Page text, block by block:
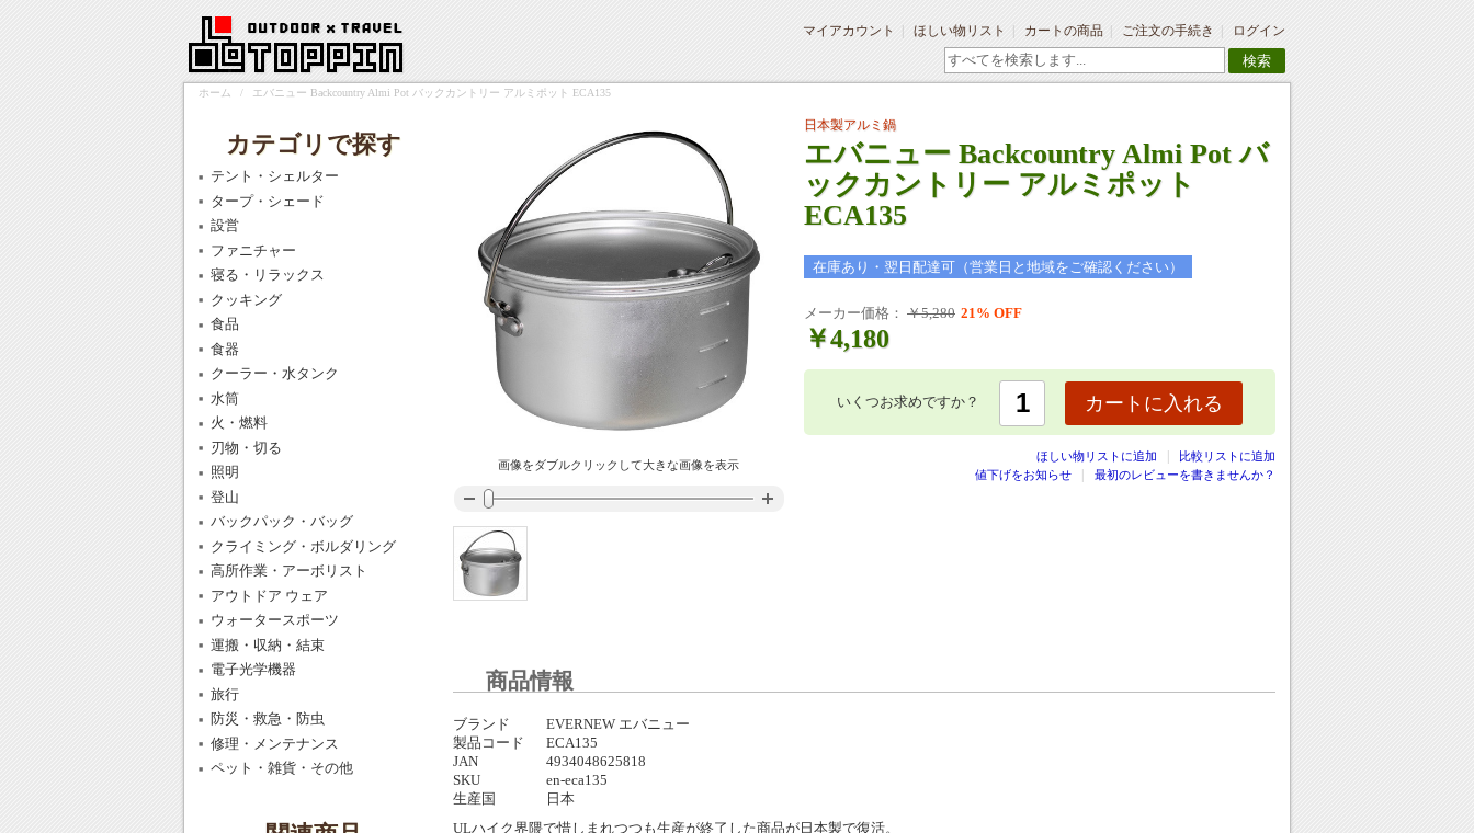
マイアカウント ほしい物リスト カートの商品 ご注文の手続き ログイン
検索
ホーム / エバニュー Backcountry Almi Pot バックカントリー アルミポット ECA135
日本製アルミ鍋
エバニュー Backcountry Almi Pot バ
ックカントリー アルミポット
ECA135
在庫あり・翌日配達可（営業日と地域をご確認ください）
メーカー価格： ￥5,280 21% OFF
￥4,180
いくつお求めですか？ カートに入れる
ほしい物リストに追加
比較リストに追加
最初のレビューを書きませんか？
値下げをお知らせ
画像をダブルクリックして大きな画像を表示
商品情報
ブランド
EVERNEW エバニュー
製品コード
ECA135
JAN
4934048625818
SKU
en-eca135
生産国
日本
ULハイク界隈で惜しまれつつも生産が終了した商品が日本製で復活。
カテゴリで探す
テント・シェルター
タープ・シェード
設営
ファニチャー
寝る・リラックス
クッキング
食品
食器
クーラー・水タンク
水筒
火・燃料
刃物・切る
照明
登山
バックパック・バッグ
クライミング・ボルダリング
高所作業・アーボリスト
アウトドア ウェア
ウォータースポーツ
運搬・収納・結束
電子光学機器
旅行
防災・救急・防虫
修理・メンテナンス
ペット・雑貨・その他